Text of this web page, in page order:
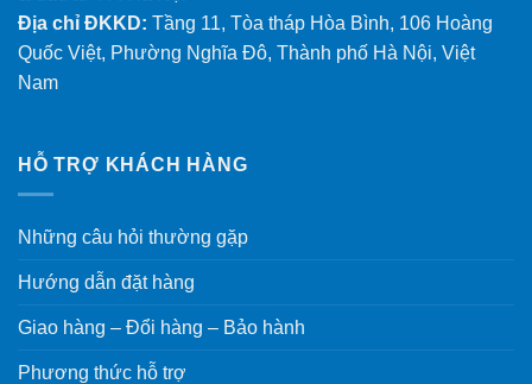
Địa chỉ ĐKKD: Tầng 11, Tòa tháp Hòa Bình, 106 Hoàng
Quốc Việt, Phường Nghĩa Đô, Thành phố Hà Nội, Việt
Nam
HỖ TRỢ KHÁCH HÀNG
Những câu hỏi thường gặp
Hướng dẫn đặt hàng
Giao hàng – Đổi hàng – Bảo hành
Phương thức hỗ trợ